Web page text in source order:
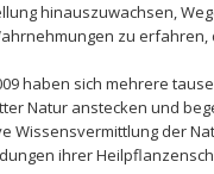
hinauszuwachsen,
zu erfahren,
haben sich mehrere
Natur anstecken und
Wissensvermittlung der
ihrer